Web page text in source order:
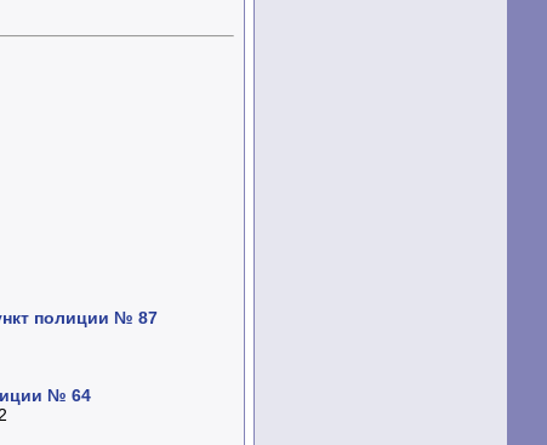
полиции № 87
№ 64